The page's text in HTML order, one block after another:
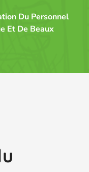
Du Personnel
Et De Beaux